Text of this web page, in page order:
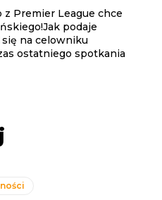
z Premier League chce
podaje
się na celowniku
ostatniego spotkania